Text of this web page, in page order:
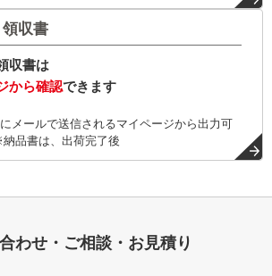
収書
収書は
から確認できます
メールで送信されるマイページから出力可
品書は、出荷完了後
わせ・ご相談・お見積り